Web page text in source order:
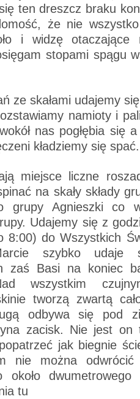
ten dreszcz braku
że nie
i widzę otaczające
stopami spągu
ze skałami udajemy
namioty i
nas pogłębia się
kładziemy się spać.
miejsce liczne
na skały składy
grupy Agnieszki co
Udajemy się z
8:00) do Wszystkich
szybko udaje
zaś Basi na koniec
wszystkim
tworzą zwartą
odbywa się pod
zacisk. Nie jest on
jak biegnie
nie można odwrócić
około dwumetrowego
tu